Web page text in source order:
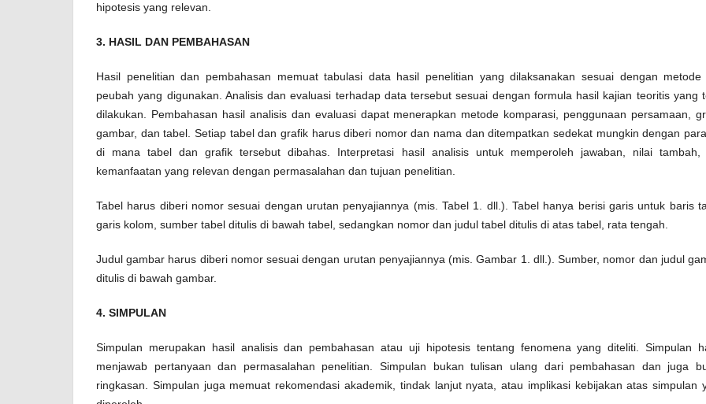
hipotesis yang relevan.
3. HASIL DAN PEMBAHASAN
Hasil penelitian dan pembahasan memuat tabulasi data hasil penelitian yang dilaksanakan sesuai dengan metode
peubah yang digunakan. Analisis dan evaluasi terhadap data tersebut sesuai dengan formula hasil kajian teoritis yang
dilakukan. Pembahasan hasil analisis dan evaluasi dapat menerapkan metode komparasi, penggunaan persamaan,
gambar, dan tabel. Setiap tabel dan grafik harus diberi nomor dan nama dan ditempatkan sedekat mungkin dengan
di mana tabel dan grafik tersebut dibahas. Interpretasi hasil analisis untuk memperoleh jawaban, nilai tambah,
kemanfaatan yang relevan dengan permasalahan dan tujuan penelitian.
Tabel harus diberi nomor sesuai dengan urutan penyajiannya (mis. Tabel 1. dll.). Tabel hanya berisi garis untuk baris
garis kolom, sumber tabel ditulis di bawah tabel, sedangkan nomor dan judul tabel ditulis di atas tabel, rata tengah.
Judul gambar harus diberi nomor sesuai dengan urutan penyajiannya (mis. Gambar 1. dll.). Sumber, nomor dan judul
ditulis di bawah gambar.
4. SIMPULAN
Simpulan merupakan hasil analisis dan pembahasan atau uji hipotesis tentang fenomena yang diteliti. Simpulan
menjawab pertanyaan dan permasalahan penelitian. Simpulan bukan tulisan ulang dari pembahasan dan juga
ringkasan. Simpulan juga memuat rekomendasi akademik, tindak lanjut nyata, atau implikasi kebijakan atas simpulan